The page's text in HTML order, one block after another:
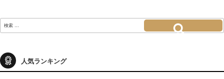
索:
人気ランキング